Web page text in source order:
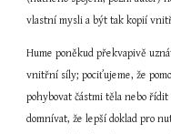
vlastní mysli a být tak kopií
Hume poněkud překvapivě
vnitřní síly; pociťujeme, že
pohybovat částmi těla nebo
domnívat, že lepší doklad pro